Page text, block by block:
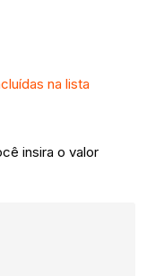
na lista
insira o valor